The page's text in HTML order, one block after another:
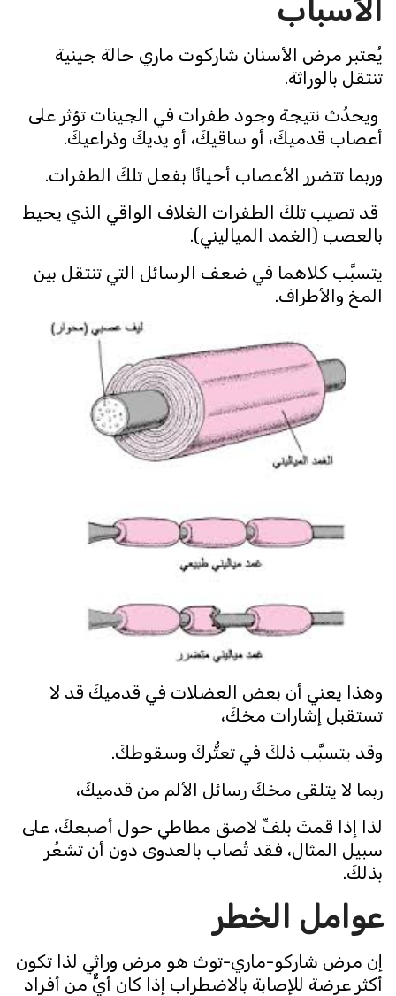
الأسباب
يُعتبر مرض الأسنان شاركوت ماري حالة جينية
تنتقل بالوراثة.
ويحدُث نتيجة وجود طفرات في الجينات تؤثر على
أعصاب قدميكَ، أو ساقيكَ، أو يديكَ وذراعيكَ.
وربما تتضرر الأعصاب أحيانًا بفعل تلكَ الطفرات.
قد تصيب تلكَ الطفرات الغلاف الواقي الذي يحيط
بالعصب (الغمد المياليني).
يتسبَّب كلاهما في ضعف الرسائل التي تنتقل بين
المخ والأطراف.
وهذا يعني أن بعض العضلات في قدميكَ قد لا
تستقبل إشارات مخكَ،
وقد يتسبَّب ذلكَ في تعثُّركَ وسقوطكَ.
ربما لا يتلقى مخكَ رسائل الألم من قدميكَ،
لذا إذا قمتَ بلفِّ لاصق مطاطي حول أصبعكَ، على
سبيل المثال، فقد تُصاب بالعدوى دون أن تشعُر
بذلكَ.
عوامل الخطر
إن مرض شاركو-ماري-توث هو مرض وراثي لذا تكون
أكثر عرضة للإصابة بالاضطراب إذا كان أيٌّ من أفراد